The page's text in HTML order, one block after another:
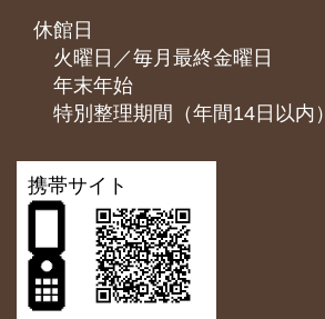
休館日
火曜日／毎月最終金曜日
年末年始
特別整理期間（年間14日以内）
携帯サイト